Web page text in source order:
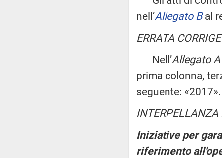
nell’Allegato Bal
ERRATA CORRIGE
Nell’Allegato A
prima colonna,
seguente: «2017».
INTERPELLANZA
Iniziative per
riferimento